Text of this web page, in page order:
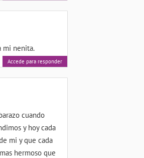
mi nenita.
Accede para responder
cuando
y hoy cada
mi y que cada
hermoso que